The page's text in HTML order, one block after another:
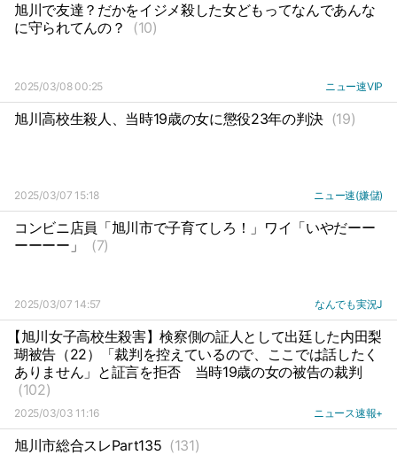
旭川で友達？だかをイジメ殺した女どもってなんであんな
に守られてんの？
(10)
2025/03/08 00:25 ニュー速VIP
旭川高校生殺人、当時19歳の女に懲役23年の判決 (19)
2025/03/07 15:18 ニュー速(嫌儲)
コンビニ店員「旭川市で子育てしろ！」ワイ「いやだーー
ーーーー」
(7)
2025/03/07 14:57 なんでも実況J
【旭川女子高校生殺害】検察側の証人として出廷した内田梨
瑚被告（22）「裁判を控えているので、ここでは話したく
ありません」と証言を拒否
当時19歳の女の被告の裁判
(102)
2025/03/03 11:16 ニュース速報+
旭川市総合スレPart135 (131)